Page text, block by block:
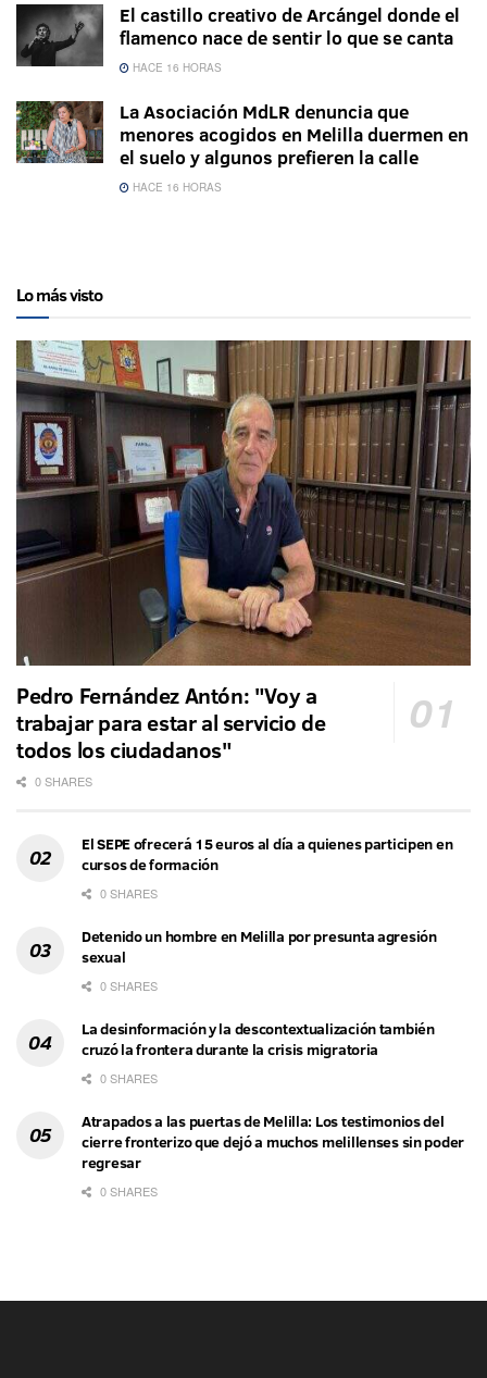
El castillo creativo de Arcángel donde el
flamenco nace de sentir lo que se canta
HACE 16 HORAS
La Asociación MdLR denuncia que
menores acogidos en Melilla duermen en
el suelo y algunos prefieren la calle
HACE 16 HORAS
Lo más visto
Pedro Fernández Antón: "Voy a
trabajar para estar al servicio de
todos los ciudadanos"
0 SHARES
El SEPE ofrecerá 15 euros al día a quienes participen en
cursos de formación
0 SHARES
Detenido un hombre en Melilla por presunta agresión
sexual
0 SHARES
La desinformación y la descontextualización también
cruzó la frontera durante la crisis migratoria
0 SHARES
Atrapados a las puertas de Melilla: Los testimonios del
cierre fronterizo que dejó a muchos melillenses sin poder
regresar
0 SHARES